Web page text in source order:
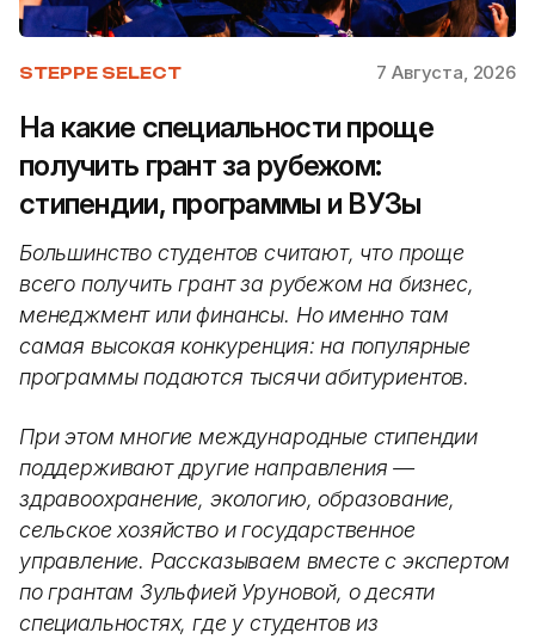
STEPPE SELECT 7 Августа, 2026
На какие специальности проще
получить грант за рубежом:
стипендии, программы и ВУЗы
Большинство студентов считают, что проще
всего получить грант за рубежом на бизнес,
менеджмент или финансы. Но именно там
самая высокая конкуренция: на популярные
программы подаются тысячи абитуриентов.
При этом многие международные стипендии
поддерживают другие направления —
здравоохранение, экологию, образование,
сельское хозяйство и государственное
управление. Рассказываем вместе с экспертом
по грантам Зульфией Уруновой, о десяти
специальностях, где у студентов из